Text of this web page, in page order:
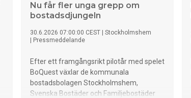
Nu får fler unga grepp om
bostadsdjungeln
30.6.2026 07:00:00 CEST
Stockholmshem
Pressmeddelande
Efter ett framgångsrikt pilotår med spelet
BoQuest växlar de kommunala
bostadsbolagen Stockholmshem,
Svenska Bostäder och Familjebostäder